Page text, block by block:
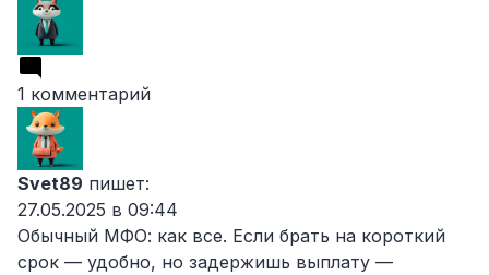
1 комментарий
Svet89 пишет:
27.05.2025 в 09:44
Обычный МФО: как все. Если брать на короткий
срок — удобно, но задержишь выплату —